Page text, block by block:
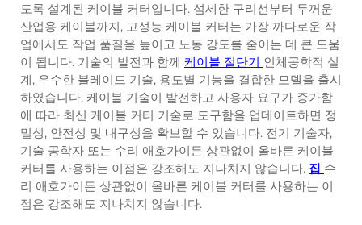
도록 설계된 케이블 커터입니다. 섬세한 구리선부터 두꺼운
산업용 케이블까지, 고성능 케이블 커터는 가장 까다로운 작
업에서도 작업 품질을 높이고 노동 강도를 줄이는 데 큰 도움
이 됩니다. 기술의 발전과 함께 케이블 절단기 인체공학적 설
계, 우수한 블레이드 기술, 용도별 기능을 결합한 모델을 출시
하였습니다. 케이블 기술이 발전하고 사용자 요구가 증가함
에 따라 최신 케이블 커터 기술로 도구함을 업데이트하면 정
밀성, 안전성 및 내구성을 확보할 수 있습니다. 전기 기술자,
기술 공학자 또는 수리 애호가이든 상관없이 올바른 케이블
커터를 사용하는 이점은 강조해도 지나치지 않습니다. 집 수
리 애호가이든 상관없이 올바른 케이블 커터를 사용하는 이
점은 강조해도 지나치지 않습니다.